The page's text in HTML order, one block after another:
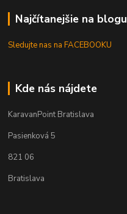
Najčítanejšie na blogu
Sledujte nas na FACEBOOKU
Kde nás nájdete
KaravanPoint Bratislava
Pasienková 5
821 06
Bratislava